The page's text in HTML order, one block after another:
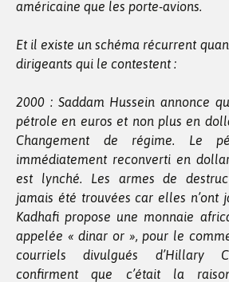
américaine que les porte-avions.
Et il existe un schéma récurrent
dirigeants qui le contestent :
2000 : Saddam Hussein annonce
pétrole en euros et non plus en
Changement de régime. Le
immédiatement reconverti en
est lynché. Les armes de
jamais été trouvées car elles n’ont
Kadhafi propose une monnaie
appelée « dinar or », pour le
courriels divulgués d’Hillary
confirment que c’était la